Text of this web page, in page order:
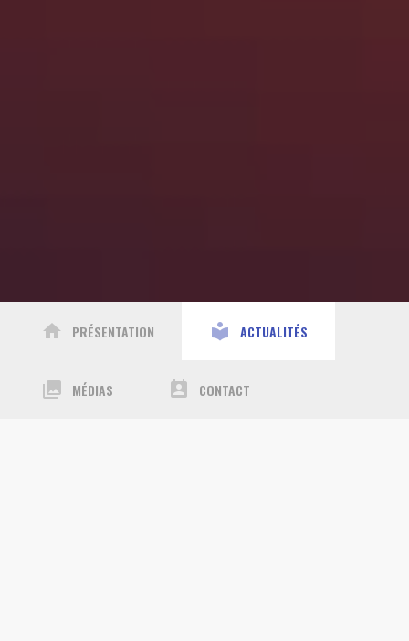
home PRÉSENTATION local_library ACTUALITÉS
collections MÉDIAS perm_contact_calendar CONTACT